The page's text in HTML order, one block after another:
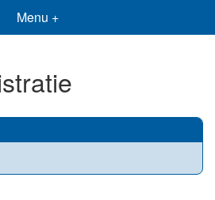
Menu +